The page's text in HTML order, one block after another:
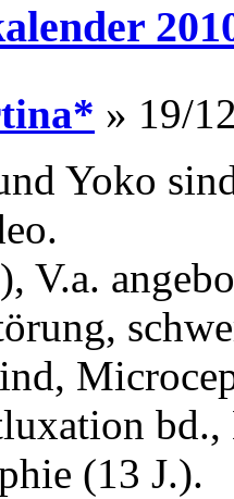
» 19/
Yoko
V.a.
bd.,
(13 J.).